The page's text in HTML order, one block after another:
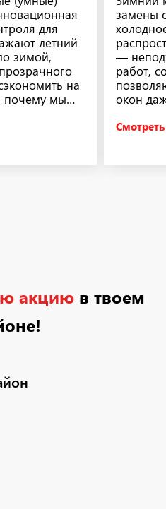
для
летний
зимой,
на
почему мы
замены
—
работ,
окон
акцию в твоем